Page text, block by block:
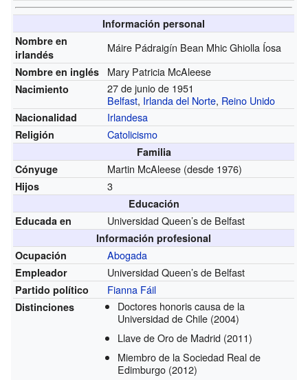
Información personal
Nombre en
irlandés
Máire Pádraigín Bean Mhic Ghiolla Íosa
Nombre en inglés Mary Patricia McAleese
Nacimiento
27 de junio de 1951
Belfast, Irlanda del Norte, Reino Unido
Nacionalidad Irlandesa
Religión Catolicismo
Familia
Cónyuge
Martin McAleese (desde 1976)
Hijos 3
Educación
Educada en
Universidad Queen’s de Belfast
Información profesional
Ocupación
Abogada
Empleador Universidad Queen’s de Belfast
Partido político Fianna Fáil
Distinciones
Doctores honoris causa de la
Universidad de Chile (2004)
Llave de Oro de Madrid (2011)
Miembro de la Sociedad Real de
Edimburgo (2012)